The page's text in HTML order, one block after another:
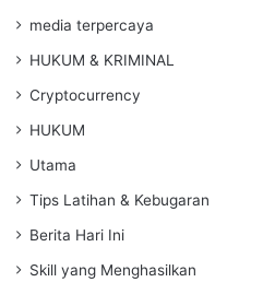
media terpercaya
HUKUM & KRIMINAL
Cryptocurrency
HUKUM
Utama
Tips Latihan & Kebugaran
Berita Hari Ini
Skill yang Menghasilkan